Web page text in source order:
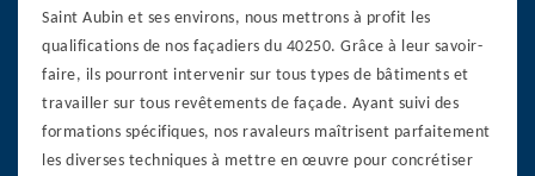
Saint Aubin et ses environs, nous mettrons à profit les
qualifications de nos façadiers du 40250. Grâce à leur savoir-
faire, ils pourront intervenir sur tous types de bâtiments et
travailler sur tous revêtements de façade. Ayant suivi des
formations spécifiques, nos ravaleurs maîtrisent parfaitement
les diverses techniques à mettre en œuvre pour concrétiser